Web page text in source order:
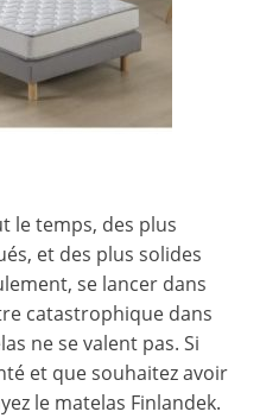
le temps, des plus
et des plus solides
se lancer dans
catastrophique dans
ne se valent pas. Si
et que souhaitez avoir
le matelas Finlandek.